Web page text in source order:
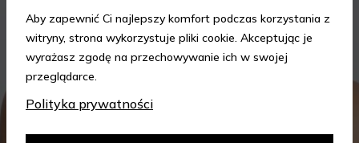
Aby zapewnić Ci najlepszy komfort podczas korzystania z
witryny, strona wykorzystuje pliki cookie. Akceptując je
wyrażasz zgodę na przechowywanie ich w swojej
przeglądarce.
Polityka prywatności